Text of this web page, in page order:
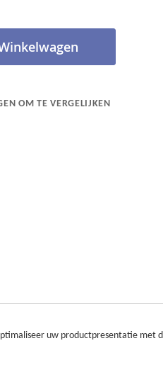
OM TE VERGELIJKEN
uw productpresentatie met